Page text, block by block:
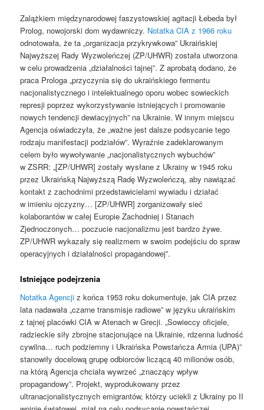
Zalążkiem międzynarodowej faszystowskiej agitacji Łebeda był
Prolog, nowojorski dom wydawniczy. Notatka CIA z 1966 roku
odnotowała, że ​​ta „organizacja przykrywkowa” Ukraińskiej
Najwyższej Rady Wyzwoleńczej (ZP/UHWR) została utworzona
w celu prowadzenia „działalności tajnej”. Z aprobatą dodano, że
praca Prologa „przyczynia się do ukraińskiego fermentu
nacjonalistycznego i intelektualnego oporu wobec sowieckich
represji poprzez wykorzystywanie istniejących i promowanie
nowych tendencji dewiacyjnych” na Ukrainie. W innym miejscu
Agencja oświadczyła, że ​​„ważne jest dalsze podsycanie tego
rodzaju manifestacji podziałów”. Wyraźnie zadeklarowanym
celem było wywoływanie „nacjonalistycznych wybuchów”
w ZSRR: „[ZP/UHWR] zostały wysłane z Ukrainy w 1945 roku
przez Ukraińską Najwyższą Radę Wyzwoleńczą, aby nawiązać
kontakt z zachodnimi przedstawicielami wywiadu i działać
w imieniu ojczyzny… [ZP/UHWR] zorganizowały sieć
kolaborantów w całej Europie Zachodniej i Stanach
Zjednoczonych… poczucie nacjonalizmu jest bardzo żywe.
ZP/UHWR wykazały się realizmem w swoim podejściu do spraw
operacyjnych i działalności propagandowej”.
Istniejące podejrzenia
Notatka Agencji z końca 1953 roku dokumentuje, jak CIA przez
lata nadawała „czarne transmisje radiowe” w języku ukraińskim
z tajnej placówki CIA w Atenach w Grecji. „Sowieccy oficjele,
radzieckie siły zbrojne stacjonujące na Ukrainie, rdzenna ludność
cywilna… ruch podziemny i Ukraińska Powstańcza Armia (UPA)”
stanowiły docelową grupę odbiorców liczącą 40 milionów osób,
na którą Agencja chciała wywrzeć „znaczący wpływ
propagandowy”. Projekt, wyprodukowany przez
ultranacjonalistycznych emigrantów, którzy uciekli z Ukrainy po II